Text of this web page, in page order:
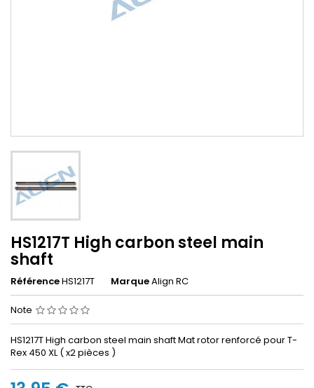
HS1217T High carbon steel main
shaft
RéférenceHS1217T MarqueAlign RC
Note
HS1217T High carbon steel main shaft Mat rotor renforcé pour T-
Rex 450 XL ( x2 pièces )